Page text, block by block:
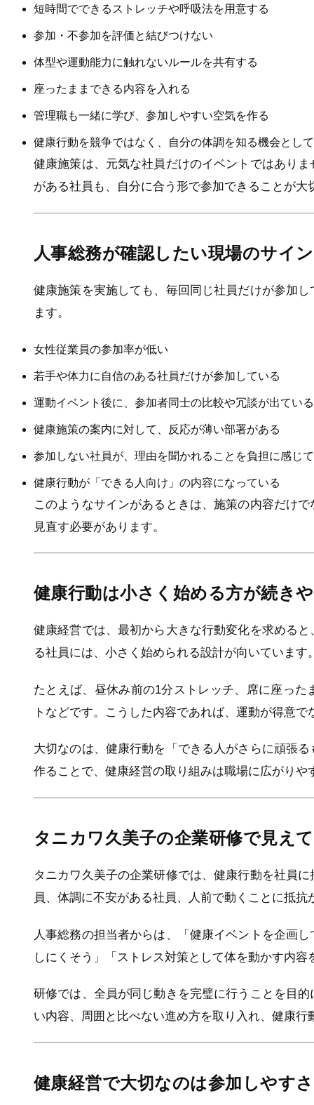
短時間でできるストレッチや呼吸法を用意する
参加・不参加を評価と結びつけない
体型や運動能力に触れないルールを共有する
座ったままできる内容を入れる
管理職も一緒に学び、参加しやすい空気を作る
健康行動を競争ではなく、自分の体調を知る機会とし
健康施策は、元気な社員だけのイベントではあり
がある社員も、自分に合う形で参加できることが大
人事総務が確認したい現場のサイン
健康施策を実施しても、毎回同じ社員だけが参加
ます。
女性従業員の参加率が低い
若手や体力に自信のある社員だけが参加している
運動イベント後に、参加者同士の比較や冗談が出ている
健康施策の案内に対して、反応が薄い部署がある
参加しない社員が、理由を聞かれることを負担に感じ
健康行動が「できる人向け」の内容になっている
このようなサインがあるときは、施策の内容だけ
見直す必要があります。
健康行動は小さく始める方が続き
健康経営では、最初から大きな行動変化を求める
る社員には、小さく始められる設計が向いています
たとえば、昼休み前の1分ストレッチ、席に座っ
トなどです。こうした内容であれば、運動が得意
大切なのは、健康行動を「できる人がさらに頑張
作ることで、健康経営の取り組みは職場に広がりや
タニカワ久美子の企業研修で見え
タニカワ久美子の企業研修では、健康行動を社員
員、体調に不安がある社員、人前で動くことに抵抗
人事総務の担当者からは、「健康イベントを企画
しにくそう」「ストレス対策として体を動かす内
研修では、全員が同じ動きを完璧に行うことを目
い内容、周囲と比べない進め方を取り入れ、健康
健康経営で大切なのは参加しやす